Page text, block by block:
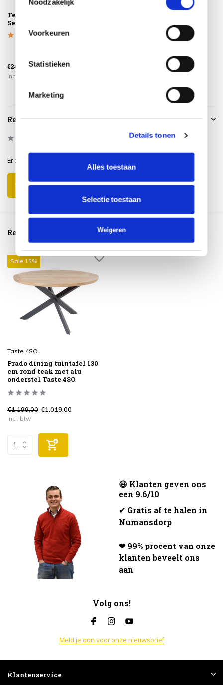
Noodzakelijk
Voorkeuren
Statistieken
Marketing
Details tonen
Alles toestaan
Selectie toestaan
Weigeren
Teak Cleaner 4-
Seasons Outdoor
€24,95
Incl. btw
AeroCover
Tuinsethoes
ø200xH85
€79,95
Reviews
Er zijn nog geen reviews geschreven over dit product..
Schrijf je eigen review
Reeds bekeken
Sale 15%
Taste 4SO
Prado dining tuintafel 130
cm rond teak met alu
onderstel Taste 4SO
€1.199,00 €1.019,00
Incl. btw
😃 Klanten geven ons
een 9.6/10
✔ Gratis af te halen in
Numansdorp
❤ 99% procent van onze
klanten beveelt ons
aan
Volg ons!
Meld je aan voor onze nieuwsbrief
Klantenservice